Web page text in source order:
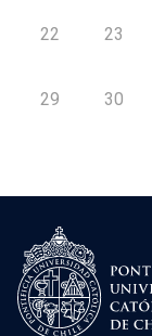
22 23
29 30